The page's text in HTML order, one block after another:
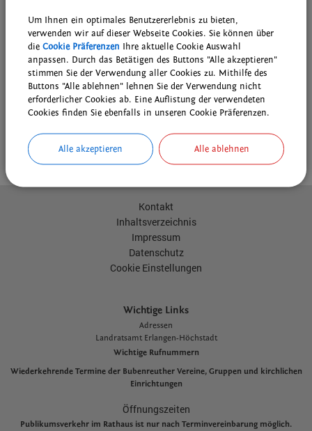
Wöchentliche Probentermine der musikalischen Gruppen
Downloads
Den gewählten Termin als VCS-Kalenderdatei downloaden
Den gewählten Termin als iCal-Kalenderdatei downloaden
drucken nach oben
Kontakt
Inhaltsverzeichnis
Impressum
Datenschutz
Cookie Einstellungen
Wichtige Links
Adressen
Landratsamt Erlangen-Höchstadt
Wichtige Rufnummern
Wiederkehrende Termine der Bubenreuther Vereine, Gruppen und kirchlichen
Einrichtungen
Öffnungszeiten
Publikumsverkehr im Rathaus ist nur nach Terminvereinbarung möglich.
Um Ihnen ein optimales Benutzererlebnis zu bieten,
verwenden wir auf dieser Webseite Cookies. Sie können über
die Cookie Präferenzen Ihre aktuelle Cookie Auswahl
anpassen. Durch das Betätigen des Buttons "Alle akzeptieren"
stimmen Sie der Verwendung aller Cookies zu. Mithilfe des
Buttons "Alle ablehnen" lehnen Sie der Verwendung nicht
erforderlicher Cookies ab. Eine Auflistung der verwendeten
Cookies finden Sie ebenfalls in unseren Cookie Präferenzen.
Alle akzeptieren Alle ablehnen